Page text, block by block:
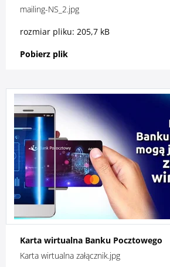
mailing-NS_2.jpg
rozmiar pliku: 205,7 kB
Pobierz plik
Karta wirtualna Banku Pocztowego
Karta wirtualna załącznik.jpg